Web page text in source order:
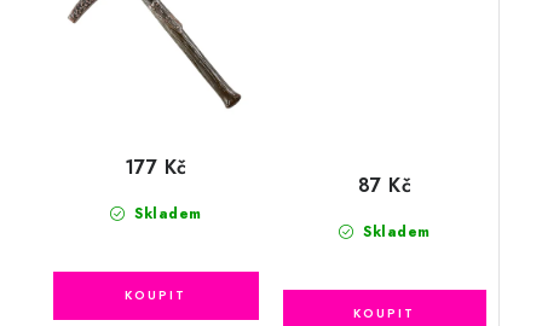
Skladem
177 Kč
Skladem
87 Kč